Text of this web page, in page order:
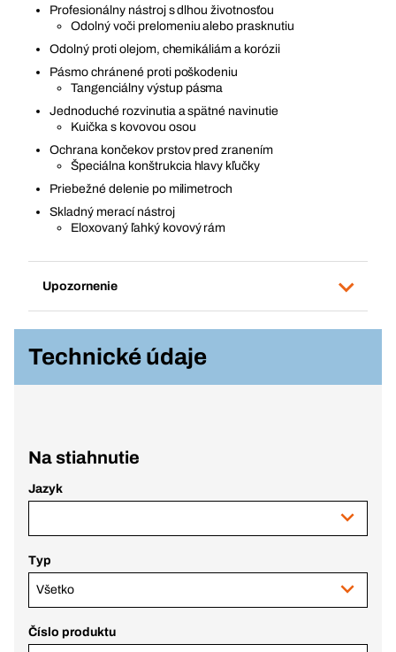
Profesionálny nástroj s dlhou životnosťou
Odolný voči prelomeniu alebo prasknutiu
Odolný proti olejom, chemikáliám a korózii
Pásmo chránené proti poškodeniu
Tangenciálny výstup pásma
Jednoduché rozvinutia a spätné navinutie
Kuička s kovovou osou
Ochrana končekov prstov pred zranením
Špeciálna konštrukcia hlavy kľučky
Priebežné delenie po milimetroch
Skladný merací nástroj
Eloxovaný ľahký kovový rám
Upozornenie
Technické údaje
Na stiahnutie
Jazyk
Typ
Všetko
Číslo produktu